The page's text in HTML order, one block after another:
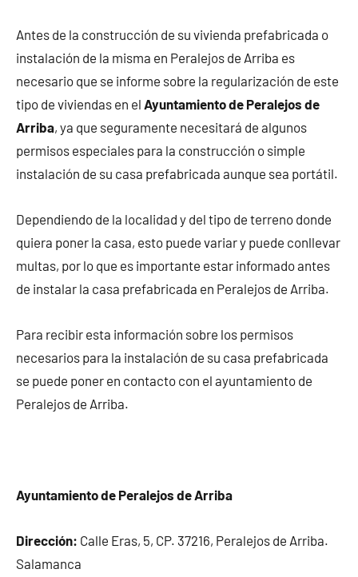
Antes de la construcción de su vivienda prefabricada o
instalación de la misma en Peralejos de Arriba es
necesario que se informe sobre la regularización de este
tipo de viviendas en el Ayuntamiento de Peralejos de
Arriba, ya que seguramente necesitará de algunos
permisos especiales para la construcción o simple
instalación de su casa prefabricada aunque sea portátil.
Dependiendo de la localidad y del tipo de terreno donde
quiera poner la casa, esto puede variar y puede conllevar
multas, por lo que es importante estar informado antes
de instalar la casa prefabricada en Peralejos de Arriba.
Para recibir esta información sobre los permisos
necesarios para la instalación de su casa prefabricada
se puede poner en contacto con el ayuntamiento de
Peralejos de Arriba.
Ayuntamiento de Peralejos de Arriba
Dirección: Calle Eras, 5, CP. 37216, Peralejos de Arriba.
Salamanca